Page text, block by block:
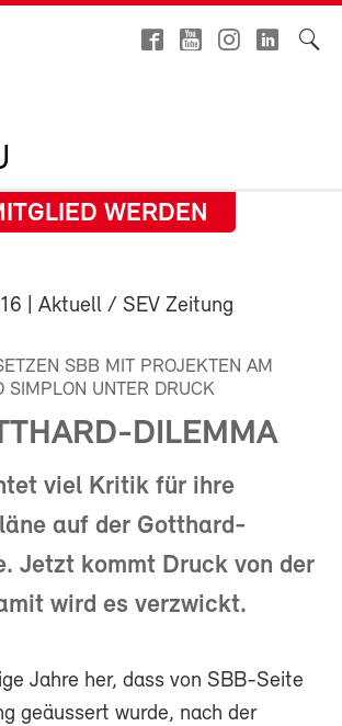
WERDEN
| Aktuell / SEV Zeitung
SBB MIT PROJEKTEN AM
SIMPLON UNTER DRUCK
DILEMMA
viel Kritik für ihre
auf der Gotthard-
Jetzt kommt Druck von der
wird es verzwickt.
Jahre her, dass von SBB-Seite
geäussert wurde, nach der